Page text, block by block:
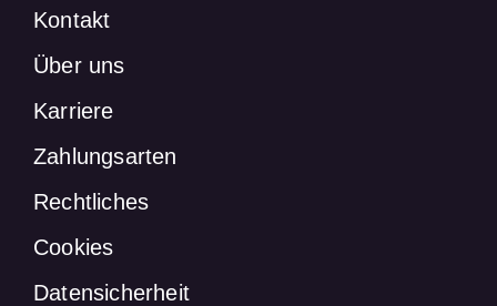
Kontakt
Über uns
Karriere
Zahlungsarten
Rechtliches
Cookies
Datensicherheit